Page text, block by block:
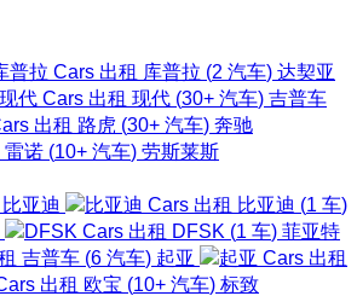
库普拉 (2 汽车) 达契亚
现代 (30+ 汽车) 吉普车
路虎 (30+ 汽车) 奔驰
雷诺 (10+ 汽车) 劳斯莱斯
比亚迪 比亚迪 (1 车)
DFSK (1 车) 菲亚特
吉普车 (6 汽车) 起亚
欧宝 (10+ 汽车) 标致